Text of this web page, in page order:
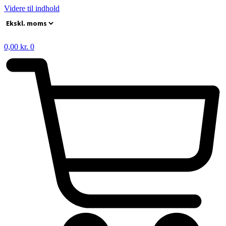
Videre til indhold
0,00 kr. 0